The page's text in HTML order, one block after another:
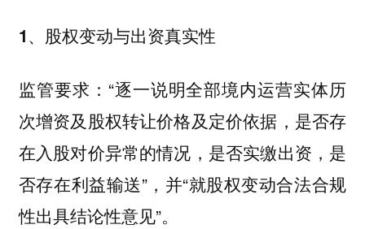
1、股权变动与出资真实性
监管要求：“逐一说明全部境内运营实体历
次增资及股权转让价格及定价依据，是否存
在入股对价异常的情况，是否实缴出资，是
否存在利益输送”，并“就股权变动合法合规
性出具结论性意见”。